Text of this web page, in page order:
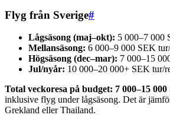
Flyg från Sverige#
Lågsäsong (maj–okt): 5 000–7 000
Mellansäsong: 6 000–9 000 SEK
Högsäsong (dec–mar): 7 000–15
Jul/nyår: 10 000–20 000+ SEK tur/
Total veckoresa på budget: 7 000–15
inklusive flyg under lågsäsong. Det är
Grekland eller Thailand.